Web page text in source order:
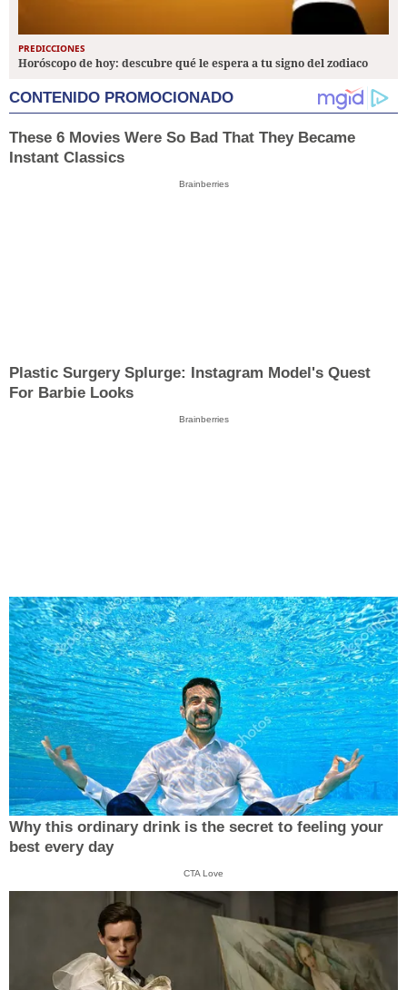
PREDICCIONES
Horóscopo de hoy: descubre qué le espera a tu signo del zodiaco
CONTENIDO PROMOCIONADO
These 6 Movies Were So Bad That They Became
Instant Classics
Brainberries
Plastic Surgery Splurge: Instagram Model's Quest
For Barbie Looks
Brainberries
Why this ordinary drink is the secret to feeling your
best every day
CTA Love